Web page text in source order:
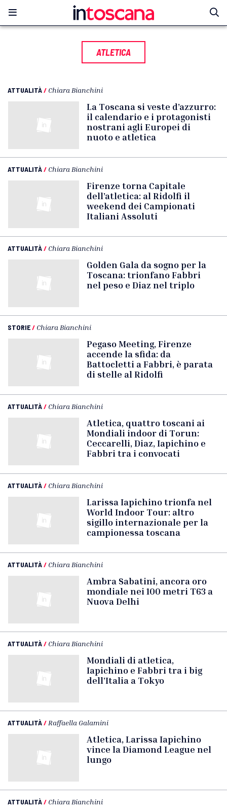
ATLETICA
ATTUALITÀ/ Chiara Bianchini
La Toscana si veste d’azzurro:
il calendario e i protagonisti
nostrani agli Europei di
nuoto e atletica
ATTUALITÀ/ Chiara Bianchini
Firenze torna Capitale
dell’atletica: al Ridolfi il
weekend dei Campionati
Italiani Assoluti
ATTUALITÀ/ Chiara Bianchini
Golden Gala da sogno per la
Toscana: trionfano Fabbri
nel peso e Diaz nel triplo
STORIE/ Chiara Bianchini
Pegaso Meeting, Firenze
accende la sfida: da
Battocletti a Fabbri, è parata
di stelle al Ridolfi
ATTUALITÀ/ Chiara Bianchini
Atletica, quattro toscani ai
Mondiali indoor di Torun:
Ceccarelli, Diaz, Iapichino e
Fabbri tra i convocati
ATTUALITÀ/ Chiara Bianchini
Larissa Iapichino trionfa nel
World Indoor Tour: altro
sigillo internazionale per la
campionessa toscana
ATTUALITÀ/ Chiara Bianchini
Ambra Sabatini, ancora oro
mondiale nei 100 metri T63 a
Nuova Delhi
ATTUALITÀ/ Chiara Bianchini
Mondiali di atletica,
Iapichino e Fabbri tra i big
dell’Italia a Tokyo
ATTUALITÀ/ Raffaella Galamini
Atletica, Larissa Iapichino
vince la Diamond League nel
lungo
ATTUALITÀ/ Chiara Bianchini